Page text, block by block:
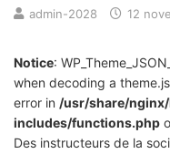
admin-2028 12
Notice:
when decoding a
error in /usr/share/
includes/functions.php
Des instructeurs de la